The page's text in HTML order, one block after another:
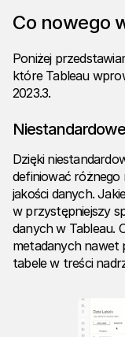
Co nowego
Poniżej
które Tableau
2023.3.
Dzięki
definiować
jakości danych.
w przystępniejszy
danych w Tableau.
metadanych nawet
tabele w treści